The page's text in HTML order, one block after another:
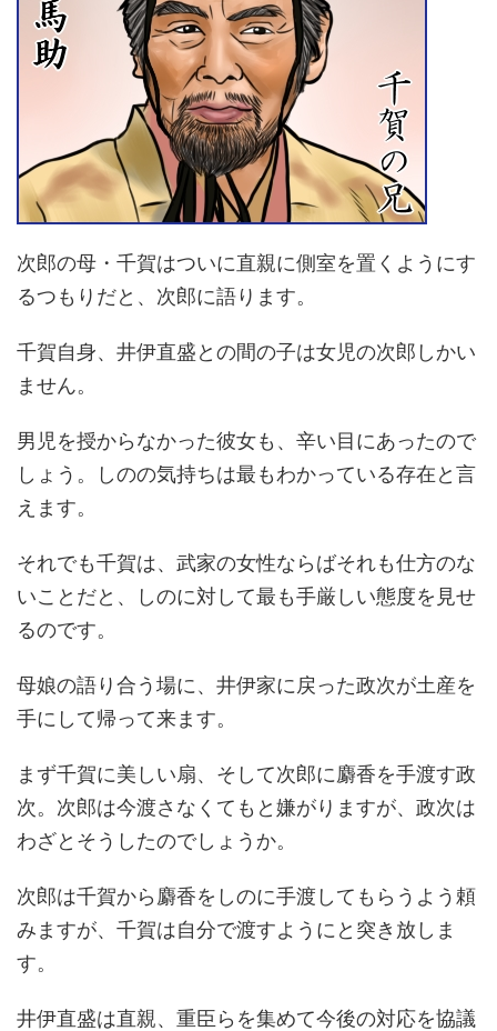
次郎の母・千賀はついに直親に側室を置くようにす
るつもりだと、次郎に語ります。
千賀自身、井伊直盛との間の子は女児の次郎しかい
ません。
男児を授からなかった彼女も、辛い目にあったので
しょう。しのの気持ちは最もわかっている存在と言
えます。
それでも千賀は、武家の女性ならばそれも仕方のな
いことだと、しのに対して最も手厳しい態度を見せ
るのです。
母娘の語り合う場に、井伊家に戻った政次が土産を
手にして帰って来ます。
まず千賀に美しい扇、そして次郎に麝香を手渡す政
次。次郎は今渡さなくてもと嫌がりますが、政次は
わざとそうしたのでしょうか。
次郎は千賀から麝香をしのに手渡してもらうよう頼
みますが、千賀は自分で渡すようにと突き放しま
す。
井伊直盛は直親、重臣らを集めて今後の対応を協議